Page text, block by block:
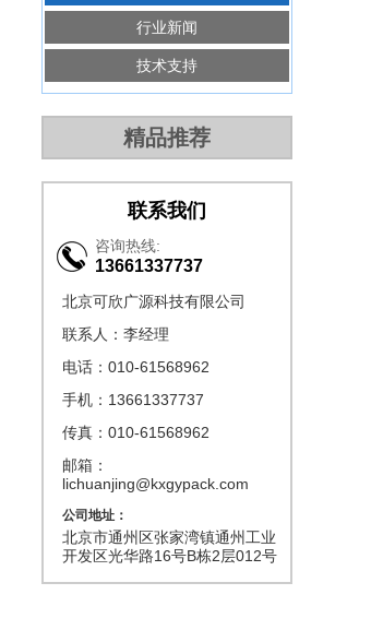
行业新闻
技术支持
精品推荐
联系我们
咨询热线:
13661337737
北京可欣广源科技有限公司
联系人：李经理
电话：010-61568962
手机：13661337737
传真：010-61568962
邮箱：
lichuanjing@kxgypack.com
公司地址：
北京市通州区张家湾镇通州工业
开发区光华路16号B栋2层012号